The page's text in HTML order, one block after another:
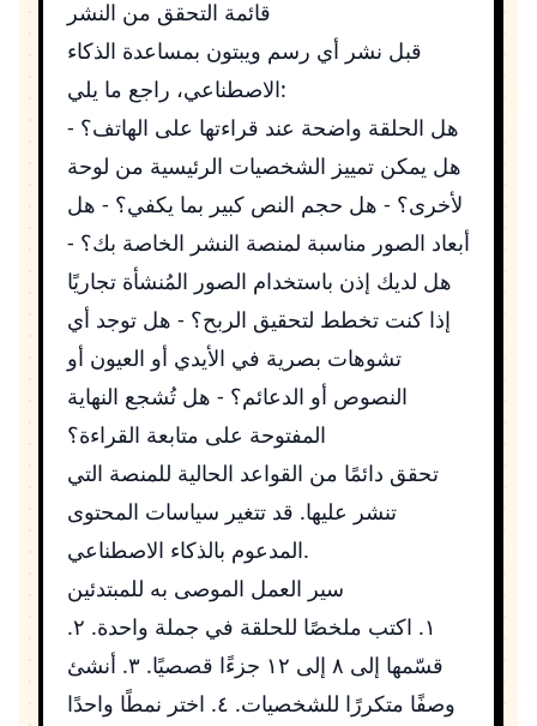
قائمة التحقق من النشر
قبل نشر أي رسم ويبتون بمساعدة الذكاء
الاصطناعي، راجع ما يلي:
هل الحلقة واضحة عند قراءتها على الهاتف؟ -
هل يمكن تمييز الشخصيات الرئيسية من لوحة
لأخرى؟ - هل حجم النص كبير بما يكفي؟ - هل
أبعاد الصور مناسبة لمنصة النشر الخاصة بك؟ -
هل لديك إذن باستخدام الصور المُنشأة تجاريًا
إذا كنت تخطط لتحقيق الربح؟ - هل توجد أي
تشوهات بصرية في الأيدي أو العيون أو
النصوص أو الدعائم؟ - هل تُشجع النهاية
المفتوحة على متابعة القراءة؟
تحقق دائمًا من القواعد الحالية للمنصة التي
تنشر عليها. قد تتغير سياسات المحتوى
المدعوم بالذكاء الاصطناعي.
سير العمل الموصى به للمبتدئين
١. اكتب ملخصًا للحلقة في جملة واحدة. ٢.
قسّمها إلى ٨ إلى ١٢ جزءًا قصصيًا. ٣. أنشئ
وصفًا متكررًا للشخصيات. ٤. اختر نمطًا واحدًا